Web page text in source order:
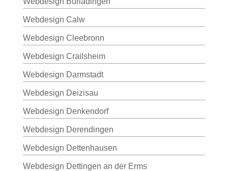
Webdesign Calw
Webdesign Cleebronn
Webdesign Crailsheim
Webdesign Darmstadt
Webdesign Deizisau
Webdesign Denkendorf
Webdesign Derendingen
Webdesign Dettenhausen
Webdesign Dettingen an der Erms